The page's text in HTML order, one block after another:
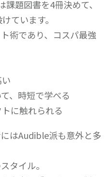
題図書を4冊決めて、
ています。
術であり、コスパ最強
、時短で学べる
に触れられる
はAudible派も意外と多
タイル。